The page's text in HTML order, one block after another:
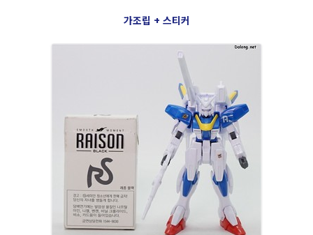
가조립 + 스티커